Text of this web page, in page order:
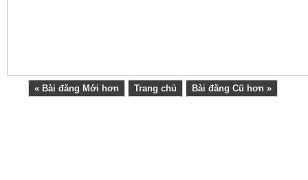
« Bài đăng Mới hơn Trang chủ Bài đăng Cũ hơn »